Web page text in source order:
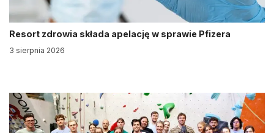
Resort zdrowia składa apelację w sprawie Pfizera
3 sierpnia 2026